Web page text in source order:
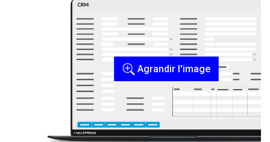
Agrandir l'image